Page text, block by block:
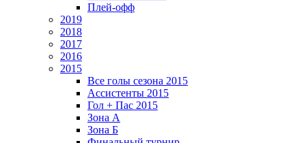
Плей-офф
2019
2018
2017
2016
2015
Все голы сезона 2015
Ассистенты 2015
Гол + Пас 2015
Зона А
Зона Б